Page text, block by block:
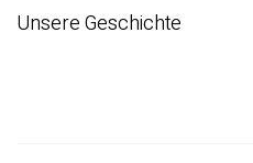
Unsere Geschichte